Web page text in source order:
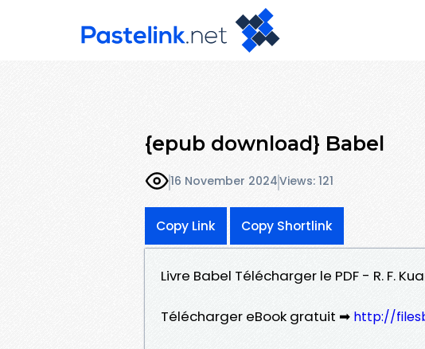
{epub download} Babel
16 November 2024Views: 121
Copy Link Copy Shortlink
Livre Babel Télécharger le PDF - R. F.
Télécharger eBook gratuit ➡ http://